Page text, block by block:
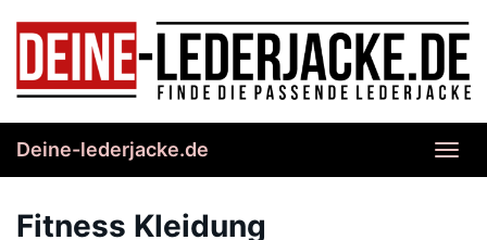
content
Deine-lederjacke.de
Fitness Kleidung